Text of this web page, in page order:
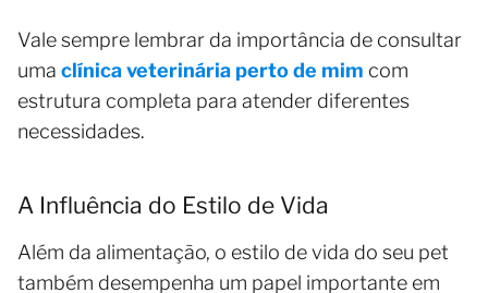
Vale sempre lembrar da importância de consultar
uma clínica veterinária perto de mim com
estrutura completa para atender diferentes
necessidades.
A Influência do Estilo de Vida
Além da alimentação, o estilo de vida do seu pet
também desempenha um papel importante em